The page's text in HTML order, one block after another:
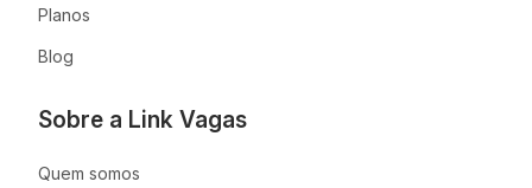
Planos
Blog
Sobre a Link Vagas
Quem somos